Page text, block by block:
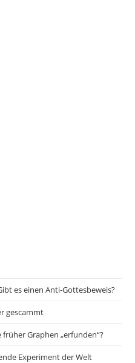
es einen Anti-Gottesbeweis?
gescammt
Graphen „erfunden“?
Experiment der Welt